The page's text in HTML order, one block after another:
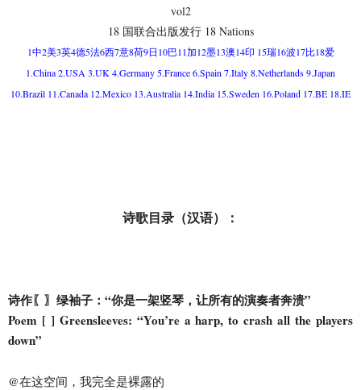
vol2
18 国联合出版发行 18 Nations
1中2美3英4德5法6西7意8荷9日10巴11加12墨13澳14印 15瑞16波17比18爱
1.China 2.USA 3.UK 4.Germany 5.France 6.Spain 7.Italy 8.Netherlands 9.Japan
10.Brazil 11.Canada 12.Mexico 13.Australia 14.India 15.Sweden 16.Poland 17.BE 18.IE
诗歌目录（汉语）：
诗作〖〗绿袖子：“你是一架竖琴，让所有的演奏者奔溃”
Poem [ ] Greensleeves: “You’re a harp, to crash all the players
down”
@在这空间，我完全是裸露的